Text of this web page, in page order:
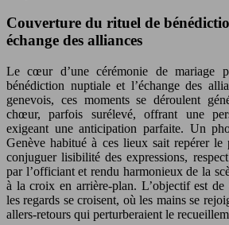
Couverture du rituel de
échange des alliances
Le cœur d’une cérémonie de mariage
bénédiction nuptiale et l’échange des
genevois, ces moments se déroulent
chœur, parfois surélevé, offrant une
exigeant une anticipation parfaite. Un
Genève habitué à ces lieux sait repérer
conjuguer lisibilité des expressions,
par l’officiant et rendu harmonieux de la
à la croix en arrière-plan. L’objectif est de
les regards se croisent, où les mains se
allers-retours qui perturberaient le